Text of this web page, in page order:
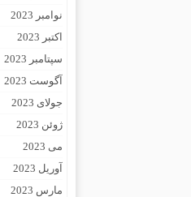
نوامبر 2023
اکتبر 2023
سپتامبر 2023
آگوست 2023
جولای 2023
ژوئن 2023
می 2023
آوریل 2023
مارس 2023